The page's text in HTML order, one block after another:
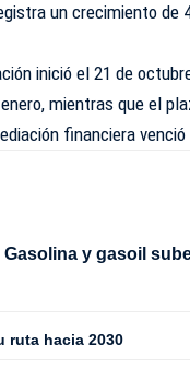
un crecimiento de
inició el 21 de
mientras que el
financiera venció
Gasolina y gasoil
ruta hacia 2030